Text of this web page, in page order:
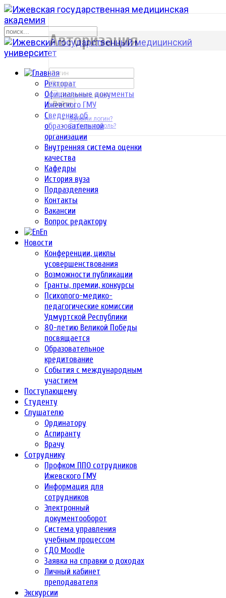
Ректорат
Официальные документы
Ижевского ГМУ
Сведения об
образовательной
организации
Внутренняя система оценки
качества
Кафедры
История вуза
Подразделения
Контакты
Вакансии
Вопрос редактору
En
Новости
Конференции, циклы
усовершенствования
Возможности публикации
Гранты, премии, конкурсы
Психолого-медико-
педагогические комиссии
Удмуртской Республики
80-летию Великой Победы
посвящается
Образовательное
кредитование
События с международным
участием
Поступающему
Студенту
Слушателю
Ординатору
Аспиранту
Врачу
Сотруднику
Профком ППО сотрудников
Ижевского ГМУ
Информация для
сотрудников
Электронный
документооборот
Система управления
учебным процессом
СДО Moodle
Заявка на справки о доходах
Личный кабинет
преподавателя
Экскурсии
р
Авторизация
Запомнить меня
Войти
Забыли логин?
Забыли пароль?